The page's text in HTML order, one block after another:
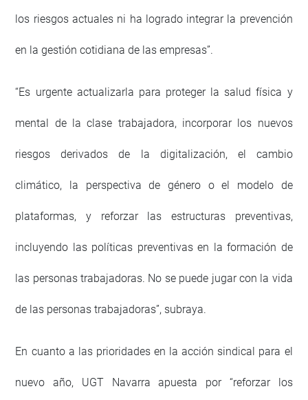
los riesgos actuales ni ha logrado integrar la prevención
en la gestión cotidiana de las empresas”.
“Es urgente actualizarla para proteger la salud física y
mental de la clase trabajadora, incorporar los nuevos
riesgos derivados de la digitalización, el cambio
climático, la perspectiva de género o el modelo de
plataformas, y reforzar las estructuras preventivas,
incluyendo las políticas preventivas en la formación de
las personas trabajadoras. No se puede jugar con la vida
de las personas trabajadoras”, subraya.
En cuanto a las prioridades en la acción sindical para el
nuevo año, UGT Navarra apuesta por “reforzar los